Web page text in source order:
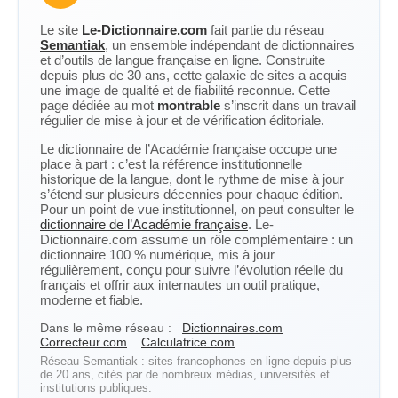
Le site Le-Dictionnaire.com fait partie du réseau
Semantiak, un ensemble indépendant de dictionnaires
et d’outils de langue française en ligne. Construite
depuis plus de 30 ans, cette galaxie de sites a acquis
une image de qualité et de fiabilité reconnue. Cette
page dédiée au mot montrable s’inscrit dans un travail
régulier de mise à jour et de vérification éditoriale.
Le dictionnaire de l’Académie française occupe une
place à part : c’est la référence institutionnelle
historique de la langue, dont le rythme de mise à jour
s’étend sur plusieurs décennies pour chaque édition.
Pour un point de vue institutionnel, on peut consulter le
dictionnaire de l’Académie française. Le-
Dictionnaire.com assume un rôle complémentaire : un
dictionnaire 100 % numérique, mis à jour
régulièrement, conçu pour suivre l’évolution réelle du
français et offrir aux internautes un outil pratique,
moderne et fiable.
Dans le même réseau :
Dictionnaires.com
Correcteur.com
Calculatrice.com
Réseau Semantiak : sites francophones en ligne depuis plus
de 20 ans, cités par de nombreux médias, universités et
institutions publiques.